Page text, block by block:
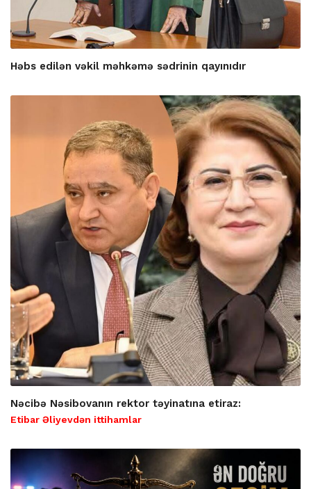
Həbs edilən vəkil məhkəmə sədrinin qayınıdır
Nəcibə Nəsibovanın rektor təyinatına etiraz:
Etibar Əliyevdən ittihamlar